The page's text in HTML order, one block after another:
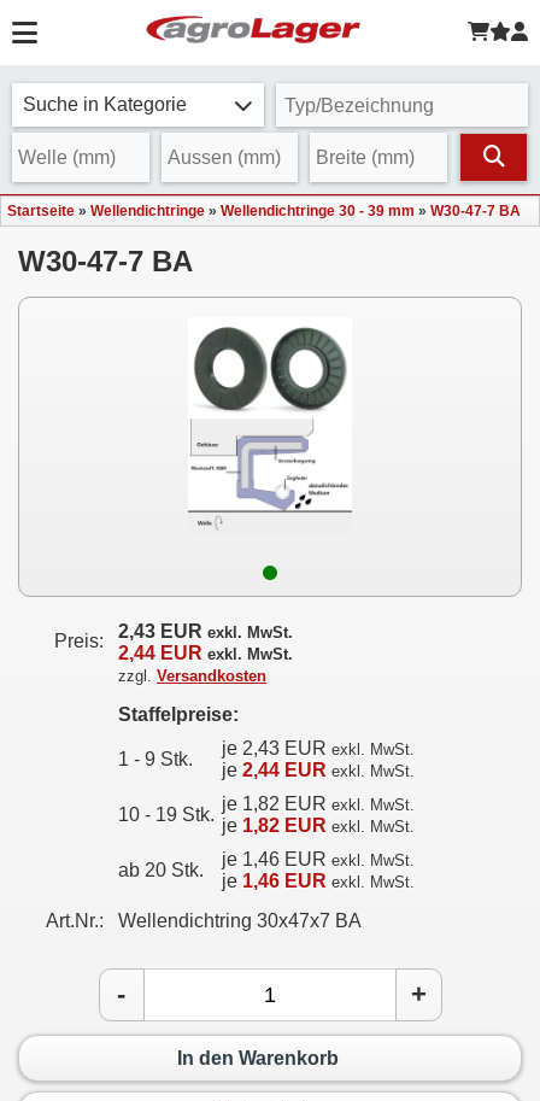
Suche in Kategorie
Startseite » Wellendichtringe » Wellendichtringe 30 - 39 mm » W30-47-7 BA
W30-47-7 BA
Preis: 2,43 EUR exkl. MwSt.
2,44 EUR exkl. MwSt.
zzgl. Versandkosten
Staffelpreise:
1 - 9 Stk.
je 2,43 EUR exkl. MwSt.
je 2,44 EUR exkl. MwSt.
10 - 19 Stk.
je 1,82 EUR exkl. MwSt.
je 1,82 EUR exkl. MwSt.
ab 20 Stk.
je 1,46 EUR exkl. MwSt.
je 1,46 EUR exkl. MwSt.
Art.Nr.: Wellendichtring 30x47x7 BA
- +
In den Warenkorb